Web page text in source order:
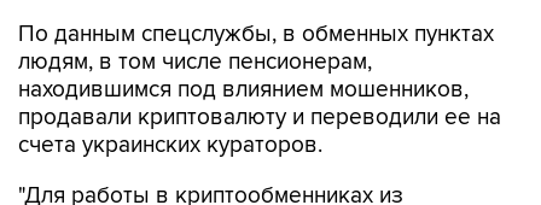
По данным спецслужбы, в обменных пунктах
людям, в том числе пенсионерам,
находившимся под влиянием мошенников,
продавали криптовалюту и переводили ее на
счета украинских кураторов.
"Для работы в криптообменниках из